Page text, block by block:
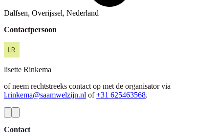
Dalfsen, Overijssel, Nederland
Contactpersoon
lisette Rinkema
of neem rechtstreeks contact op met de organisator via
l.rinkema@saamwelzijn.nl of +31 625463568.
Contact